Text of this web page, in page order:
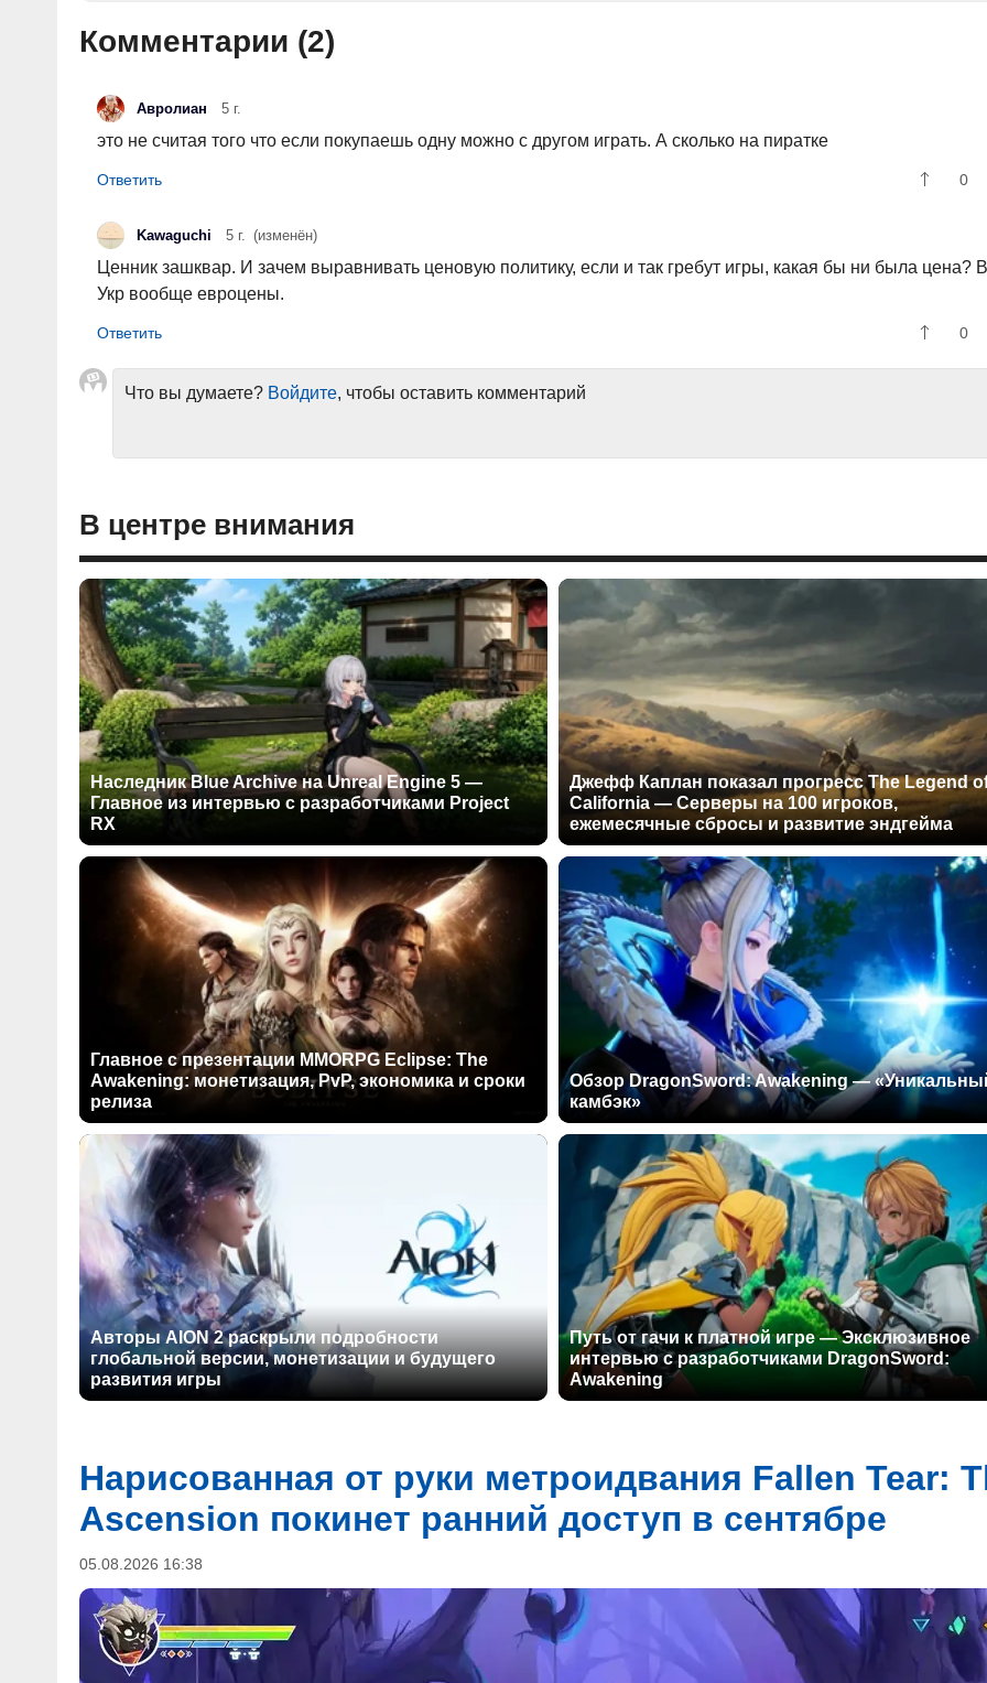
Комментарии (2)
Авролиан 5 г.
это не считая того что если покупаешь одну можно с другом играть. А сколько на пиратке
0
Kawaguchi 5 г. (изменён)
Ценник зашквар. И зачем выравнивать ценовую политику, если и так гребут игры, какая бы ни была цена? В
Укр вообще евроцены.
0
Что вы думаете? Войдите, чтобы оставить комментарий
В центре внимания
Наследник Blue Archive на Unreal Engine 5 —
Главное из интервью с разработчиками Project
RX
Джефф Каплан показал прогресс The Legend
California — Серверы на 100 игроков,
ежемесячные сбросы и развитие эндгейма
Главное с презентации MMORPG Eclipse: The
Awakening: монетизация, PvP, экономика и сроки
релиза
Обзор DragonSword: Awakening —
камбэк»
Авторы AION 2 раскрыли подробности
глобальной версии, монетизации и будущего
развития игры
Путь от гачи к платной игре — Эксклюзивное
интервью с разработчиками DragonSword:
Awakening
Нарисованная от руки метроидвания Fallen Tear:
Ascension покинет ранний доступ в сентябре
05.08.2026 16:38